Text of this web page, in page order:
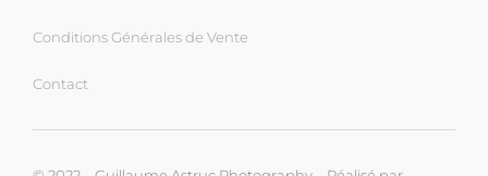
Conditions Générales de Vente
Contact